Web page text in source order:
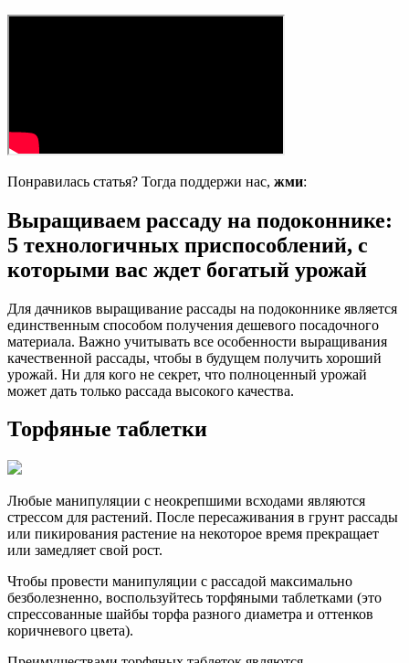
Понравилась статья? Тогда поддержи нас, жми:
Выращиваем рассаду на подоконнике:
5 технологичных приспособлений, с
которыми вас ждет богатый урожай
Для дачников выращивание рассады на подоконнике является
единственным способом получения дешевого посадочного
материала. Важно учитывать все особенности выращивания
качественной рассады, чтобы в будущем получить хороший
урожай. Ни для кого не секрет, что полноценный урожай
может дать только рассада высокого качества.
Торфяные таблетки
Любые манипуляции с неокрепшими всходами являются
стрессом для растений. После пересаживания в грунт рассады
или пикирования растение на некоторое время прекращает
или замедляет свой рост.
Чтобы провести манипуляции с рассадой максимально
безболезненно, воспользуйтесь торфяными таблетками (это
спрессованные шайбы торфа разного диаметра и оттенков
коричневого цвета).